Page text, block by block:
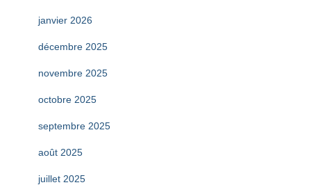
janvier 2026
décembre 2025
novembre 2025
octobre 2025
septembre 2025
août 2025
juillet 2025